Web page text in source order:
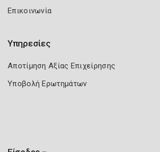
Επικοινωνία
Υπηρεσίες
Αποτίμηση Αξίας Επιχείρησης
Υποβολή Ερωτημάτων